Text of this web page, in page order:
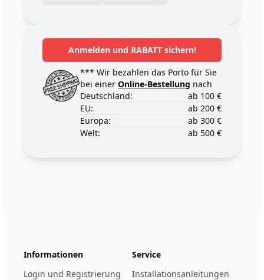
Anmelden und RABATT sichern!
*** Wir bezahlen das Porto für Sie
bei einer Online-Bestellung nach
Deutschland:
ab 100 €
EU:
ab 200 €
Europa:
ab 300 €
Welt:
ab 500 €
Informationen
Login und Registrierung
Service
Installationsanleitungen